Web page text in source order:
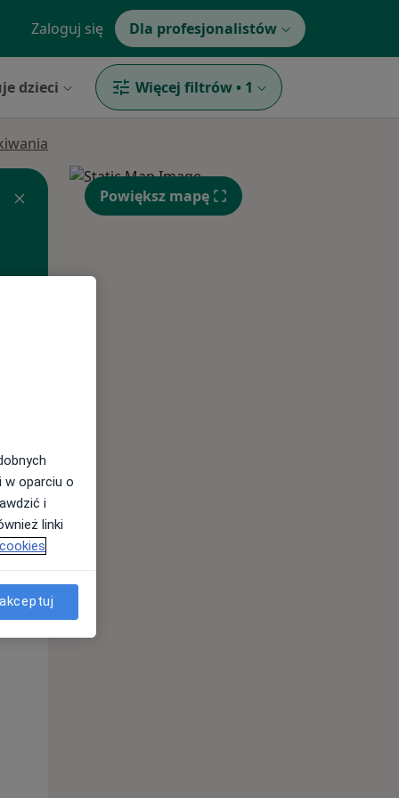
Zaloguj się Dla profesjonalistów
dzieci Więcej filtrów • 1
Pon,
Powiększ mapę
w oparciu o
i
linki